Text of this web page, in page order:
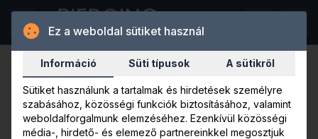
Ez a weboldal sütiket használ
Információ Süti típusok A sütikről
Sütiket használunk a tartalmak és hirdetések személyre
szabásához, közösségi funkciók biztosításához, valamint
weboldalforgalmunk elemzéséhez. Ezenkívül közösségi
média-, hirdető- és elemező partnereinkkel megosztjuk